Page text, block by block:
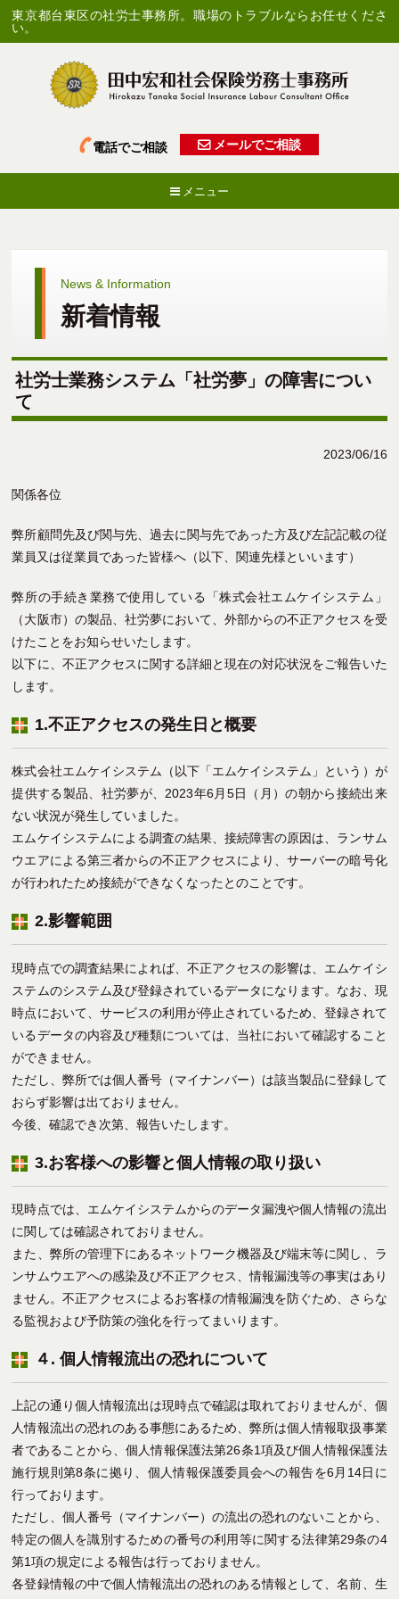
東京都台東区の社労士事務所。職場のトラブルならお任せくださ
い。
電話でご相談 メールでご相談
メニュー
News & Information
新着情報
社労士業務システム「社労夢」の障害につい
て
2023/06/16
関係各位
弊所顧問先及び関与先、過去に関与先であった方及び左記記載の従
業員又は従業員であった皆様へ（以下、関連先様といいます）
弊所の手続き業務で使用している「株式会社エムケイシステム」
（大阪市）の製品、社労夢において、外部からの不正アクセスを受
けたことをお知らせいたします。
以下に、不正アクセスに関する詳細と現在の対応状況をご報告いた
します。
1.不正アクセスの発生日と概要
株式会社エムケイシステム（以下「エムケイシステム」という）が
提供する製品、社労夢が、2023年6月5日（月）の朝から接続出来
ない状況が発生していました。
エムケイシステムによる調査の結果、接続障害の原因は、ランサム
ウエアによる第三者からの不正アクセスにより、サーバーの暗号化
が行われたため接続ができなくなったとのことです。
2.影響範囲
現時点での調査結果によれば、不正アクセスの影響は、エムケイシ
ステムのシステム及び登録されているデータになります。なお、現
時点において、サービスの利用が停止されているため、登録されて
いるデータの内容及び種類については、当社において確認すること
ができません。
ただし、弊所では個人番号（マイナンバー）は該当製品に登録して
おらず影響は出ておりません。
今後、確認でき次第、報告いたします。
3.お客様への影響と個人情報の取り扱い
現時点では、エムケイシステムからのデータ漏洩や個人情報の流出
に関しては確認されておりません。
また、弊所の管理下にあるネットワーク機器及び端末等に関し、ラ
ンサムウエアへの感染及び不正アクセス、情報漏洩等の事実はあり
ません。不正アクセスによるお客様の情報漏洩を防ぐため、さらな
る監視および予防策の強化を行ってまいります。
４ .個人情報流出の恐れについて
上記の通り個人情報流出は現時点で確認は取れておりませんが、個
人情報流出の恐れのある事態にあるため、弊所は個人情報取扱事業
者であることから、個人情報保護法第26条1項及び個人情報保護法
施行規則第8条に拠り、個人情報保護委員会への報告を6月14日に
行っております。
ただし、個人番号（マイナンバー）の流出の恐れのないことから、
特定の個人を識別するための番号の利用等に関する法律第29条の4
第1項の規定による報告は行っておりません。
各登録情報の中で個人情報流出の恐れのある情報として、名前、生